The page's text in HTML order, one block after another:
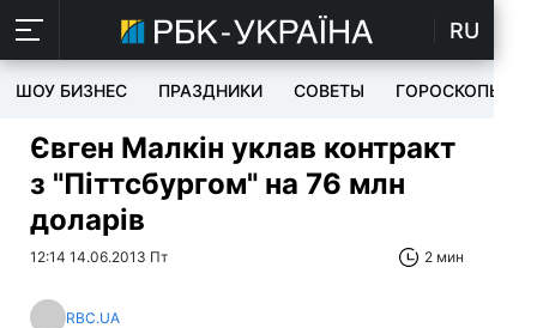
RU
ШОУ БИЗНЕС ПРАЗДНИКИ СОВЕТЫ ГОРОСКОПЫ
Євген Малкін уклав контракт
з "Піттсбургом" на 76 млн
доларів
12:14 14.06.2013 Пт 2 мин
RBC.UA